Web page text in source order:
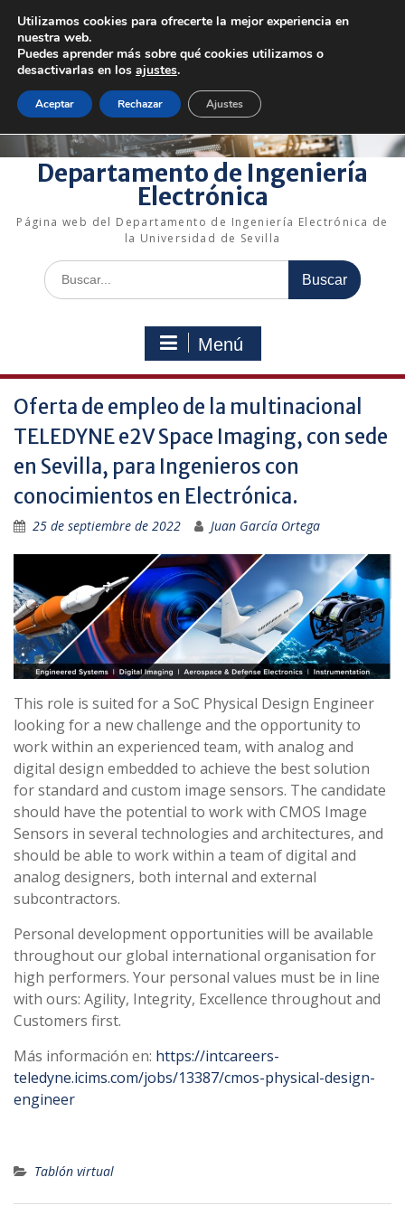
contenido
+34 954 48 73 72 electronica@us.es
Bienvenido a nuestro departamento!
Enlaces rápidos
Departamento de Ingeniería
Electrónica
Página web del Departamento de Ingeniería Electrónica de
la Universidad de Sevilla
Buscar:
Menú
Oferta de empleo de la multinacional
TELEDYNE e2V Space Imaging, con sede
en Sevilla, para Ingenieros con
conocimientos en Electrónica.
25 de septiembre de 2022 Juan García Ortega
This role is suited for a SoC Physical Design Engineer
looking for a new challenge and the opportunity to
work within an experienced team, with analog and
digital design embedded to achieve the best solution
for standard and custom image sensors. The candidate
should have the potential to work with CMOS Image
Sensors in several technologies and architectures, and
should be able to work within a team of digital and
analog designers, both internal and external
subcontractors.
Personal development opportunities will be available
throughout our global international organisation for
high performers. Your personal values must be in line
with ours: Agility, Integrity, Excellence throughout and
Customers first.
Más información en: https://intcareers-
teledyne.icims.com/jobs/13387/cmos-physical-design-
engineer
Tablón virtual
Utilizamos cookies para ofrecerte la mejor experiencia en
nuestra web.
Puedes aprender más sobre qué cookies utilizamos o
desactivarlas en los ajustes.
Aceptar Rechazar Ajustes